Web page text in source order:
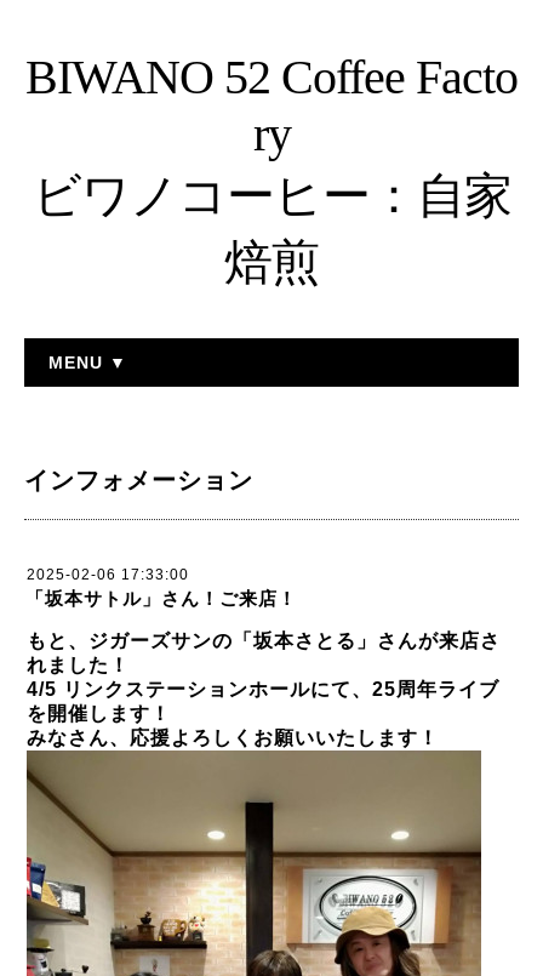
BIWANO 52 Coffee Facto
ry
ビワノコーヒー：自家
焙煎
MENU ▼
インフォメーション
2025-02-06 17:33:00
「坂本サトル」さん！ご来店！
もと、ジガーズサンの「坂本さとる」さんが来店さ
れました！
4/5 リンクステーションホールにて、25周年ライブ
を開催します！
みなさん、応援よろしくお願いいたします！